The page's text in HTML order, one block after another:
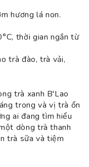
hương lá non.
thời gian ngắn từ
trà đào, trà vải,
trà xanh B'Lao
trong và vị trà ổn
ai đang tìm hiểu
dòng trà thanh
trà sữa và tiệm